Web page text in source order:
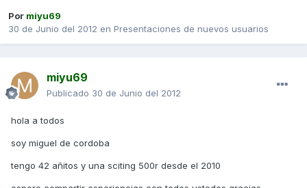
Por miyu69
30 de Junio del 2012 en Presentaciones de nuevos usuarios
miyu69
Publicado 30 de Junio del 2012
hola a todos
soy miguel de cordoba
tengo 42 añitos y una sciting 500r desde el 2010